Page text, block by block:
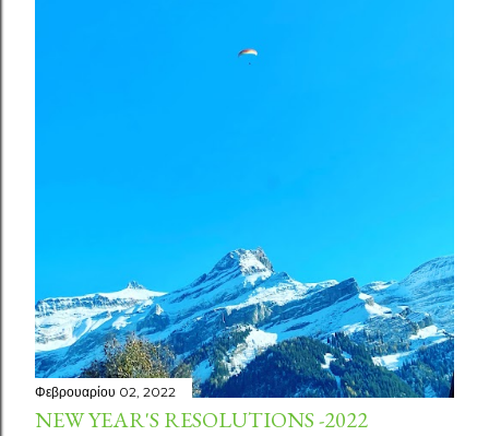
Φεβρουαρίου 02, 2022
NEW YEAR'S RESOLUTIONS -2022